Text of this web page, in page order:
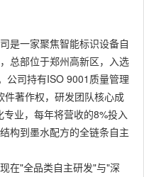
是一家聚焦智能标识设备自
总部位于郑州高新区，入选
公司持有ISO 9001质量管理
著作权，研发团队核心成
业，每年将营收的8%投入
构到墨水配方的全链条自主
在"全品类自主研发"与"深